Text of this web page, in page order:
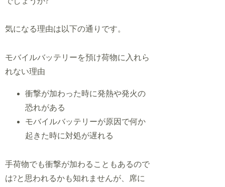
気になる理由は以下の通りです。
モバイルバッテリーを預け荷物に入れら
れない理由
衝撃が加わった時に発熱や発火の
恐れがある
モバイルバッテリーが原因で何か
起きた時に対処が遅れる
手荷物でも衝撃が加わることもあるので
は?と思われるかも知れませんが、席に